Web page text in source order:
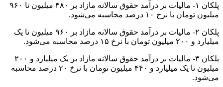
پلکان ۱- مالیات بر درآمد حقوق سالانه مازاد بر ۴۸۰ میلیون تا ۹۶۰
میلیون تومان با نرخ ۱۰ درصد محاسبه می‌شود.
پلکان ۲- مالیات بر درآمد حقوق سالانه مازاد بر ۹۶۰ میلیون تا یک
میلیارد و ۲۰۰ میلیون تومان با نرخ ۱۵ درصد محاسبه می‌شود.
پلکان ۳- مالیات بر درآمد حقوق سالانه مازاد بر یک میلیارد و ۲۰۰
میلیون تا یک میلیارد و ۴۴۰ میلیون تومان با نرخ ۲۰ درصد محاسبه
می‏‌شود.